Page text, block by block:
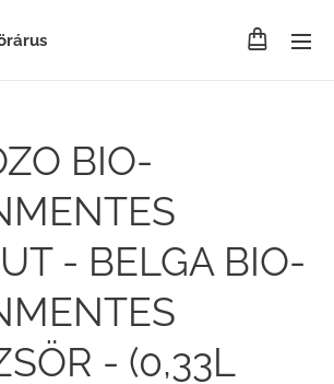
BIO-
- BELGA BIO-
- (0,33L